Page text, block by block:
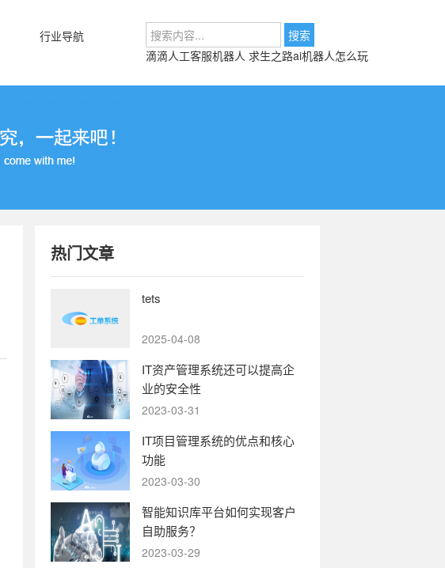
行业导航
滴滴人工客服机器人 求生之路ai机器人怎么玩
热门文章
tets
2025-04-08
IT资产管理系统还可以提高企
业的安全性
2023-03-31
IT项目管理系统的优点和核心
功能
2023-03-30
智能知识库平台如何实现客户
自助服务？
2023-03-29